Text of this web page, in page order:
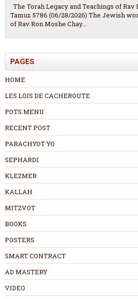
The Torah Legacy and Teachings of Rav
Tamuz 5786 (06/28/2026) The Jewish
of Rav Ron Moshe Chay...
PAGES
HOME
LES LOIS DE CACHEROUTE
POTS MENU
RECENT POST
PARACHYOT YO
SEPHARDI
KLEZMER
KALLAH
MITZVOT
BOOKS
POSTERS
SMART CONTRACT
AD MASTERY
VIDEO